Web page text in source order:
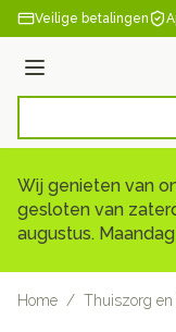
Ga naar de inhoud
Veilige betalingen
Menu
Wij genieten van
gesloten van
augustus.
Home / Thuiszorg en